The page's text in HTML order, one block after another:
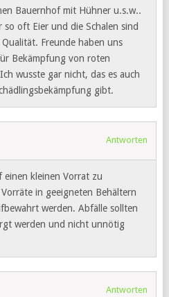
Bauernhof mit Hühner u.s.w..
oft Eier und die Schalen sind
Freunde haben uns
Bekämpfung von roten
wusste gar nicht, das es auch
gibt.
Antworten
einen kleinen Vorrat zu
in geeigneten Behältern
werden. Abfälle sollten
werden und nicht unnötig
Antworten